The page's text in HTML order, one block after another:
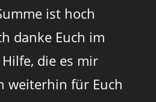
ist hoch
danke Euch im
die es mir
weiterhin für Euch